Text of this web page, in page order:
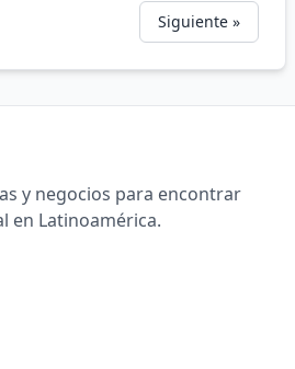
Siguiente »
y negocios para encontrar
en Latinoamérica.